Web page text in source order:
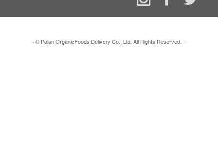
· © Polan OrganicFoods Delivery Co., Ltd. All Rights Reserved. ·